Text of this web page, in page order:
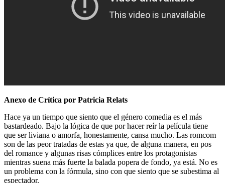
Anexo de Crítica por Patricia Relats
Hace ya un tiempo que siento que el género comedia es el más
bastardeado. Bajo la lógica de que por hacer reír la película tiene
que ser liviana o amorfa, honestamente, cansa mucho. Las romcom
son de las peor tratadas de estas ya que, de alguna manera, en pos
del romance y algunas risas cómplices entre los protagonistas
mientras suena más fuerte la balada popera de fondo, ya está. No es
un problema con la fórmula, sino con que siento que se subestima al
espectador.